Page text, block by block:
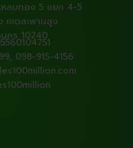
หลมทอง 5 แยก 4-5
เขตสะพานสูง
คร 10240
098-915-4156